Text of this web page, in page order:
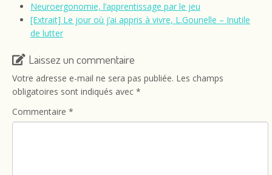
Neuroergonomie, l’apprentissage par le jeu
[Extrait] Le jour où j’ai appris à vivre, L.Gounelle – Inutile
de lutter
Laissez un commentaire
Votre adresse e-mail ne sera pas publiée. Les champs
obligatoires sont indiqués avec *
Commentaire *